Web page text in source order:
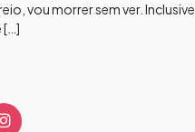
vou morrer sem ver.
[…]